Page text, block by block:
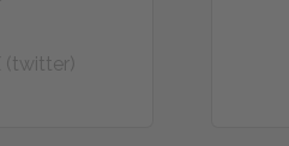
(twitter)